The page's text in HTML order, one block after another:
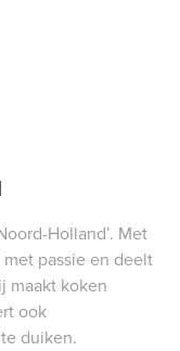
Holland’. Met
passie en deelt
maakt koken
ook
duiken.